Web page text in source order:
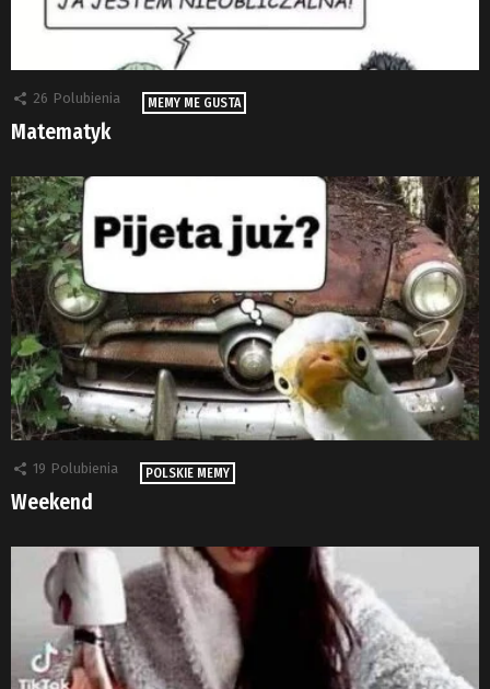
26 Polubienia MEMY ME GUSTA
Matematyk
19 Polubienia POLSKIE MEMY
Weekend